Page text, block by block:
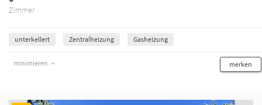
Zimmer
unterkellert Zentralheizung Gasheizung
minimieren merken